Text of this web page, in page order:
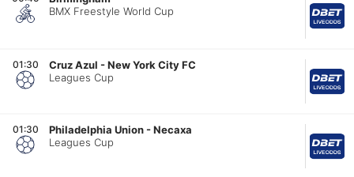
BMX Freestyle World Cup
01:30 Cruz Azul -New York City FC
Leagues Cup
01:30 Philadelphia Union -Necaxa
Leagues Cup